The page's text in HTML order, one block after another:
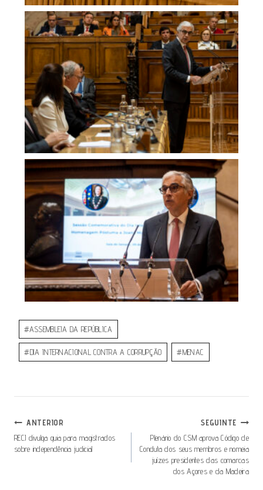
#ASSEMBLEIA DA REPÚBLICA
#DIA INTERNACIONAL CONTRA A CORRUPÇÃO #MENAC
ANTERIOR
RECJ divulga guia para magistrados
sobre independência judicial
SEGUINTE
Plenário do CSM aprova Código de
Conduta dos seus membros e nomeia
juízes presidentes das comarcas
dos Açores e da Madeira